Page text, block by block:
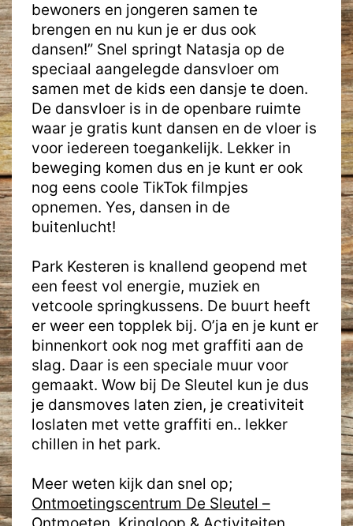
bewoners en jongeren samen te
brengen en nu kun je er dus ook
dansen!” Snel springt Natasja op de
speciaal aangelegde dansvloer om
samen met de kids een dansje te doen.
De dansvloer is in de openbare ruimte
waar je gratis kunt dansen en de vloer is
voor iedereen toegankelijk. Lekker in
beweging komen dus en je kunt er ook
nog eens coole TikTok filmpjes
opnemen. Yes, dansen in de
buitenlucht!
Park Kesteren is knallend geopend met
een feest vol energie, muziek en
vetcoole springkussens. De buurt heeft
er weer een topplek bij. O’ja en je kunt er
binnenkort ook nog met graffiti aan de
slag. Daar is een speciale muur voor
gemaakt. Wow bij De Sleutel kun je dus
je dansmoves laten zien, je creativiteit
loslaten met vette graffiti en.. lekker
chillen in het park.
Meer weten kijk dan snel op;
Ontmoetingscentrum De Sleutel –